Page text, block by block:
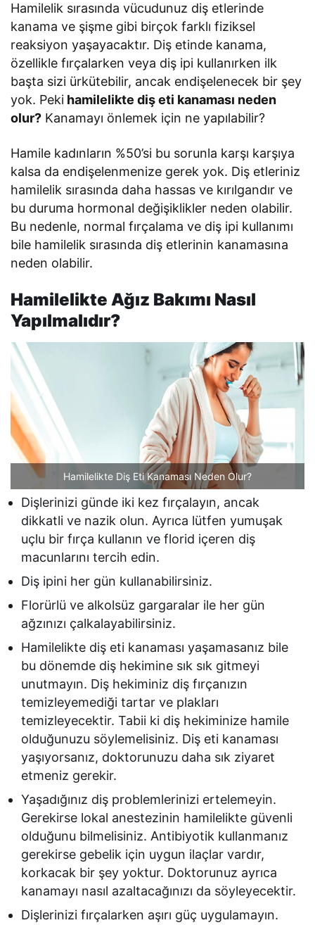
Hamilelik sırasında vücudunuz diş etlerinde
kanama ve şişme gibi birçok farklı fiziksel
reaksiyon yaşayacaktır. Diş etinde kanama,
özellikle fırçalarken veya diş ipi kullanırken ilk
başta sizi ürkütebilir, ancak endişelenecek bir şey
yok. Peki hamilelikte diş eti kanaması neden
olur? Kanamayı önlemek için ne yapılabilir?
Hamile kadınların %50’si bu sorunla karşı karşıya
kalsa da endişelenmenize gerek yok. Diş etleriniz
hamilelik sırasında daha hassas ve kırılgandır ve
bu duruma hormonal değişiklikler neden olabilir.
Bu nedenle, normal fırçalama ve diş ipi kullanımı
bile hamilelik sırasında diş etlerinin kanamasına
neden olabilir.
Hamilelikte Ağız Bakımı Nasıl
Yapılmalıdır?
Hamilelikte Diş Eti Kanaması Neden Olur?
Dişlerinizi günde iki kez fırçalayın, ancak
dikkatli ve nazik olun. Ayrıca lütfen yumuşak
uçlu bir fırça kullanın ve florid içeren diş
macunlarını tercih edin.
Diş ipini her gün kullanabilirsiniz.
Florürlü ve alkolsüz gargaralar ile her gün
ağzınızı çalkalayabilirsiniz.
Hamilelikte diş eti kanaması yaşamasanız bile
bu dönemde diş hekimine sık sık gitmeyi
unutmayın. Diş hekiminiz diş fırçanızın
temizleyemediği tartar ve plakları
temizleyecektir. Tabii ki diş hekiminize hamile
olduğunuzu söylemelisiniz. Diş eti kanaması
yaşıyorsanız, doktorunuzu daha sık ziyaret
etmeniz gerekir.
Yaşadığınız diş problemlerinizi ertelemeyin.
Gerekirse lokal anestezinin hamilelikte güvenli
olduğunu bilmelisiniz. Antibiyotik kullanmanız
gerekirse gebelik için uygun ilaçlar vardır,
korkacak bir şey yoktur. Doktorunuz ayrıca
kanamayı nasıl azaltacağınızı da söyleyecektir.
Dişlerinizi fırçalarken aşırı güç uygulamayın.